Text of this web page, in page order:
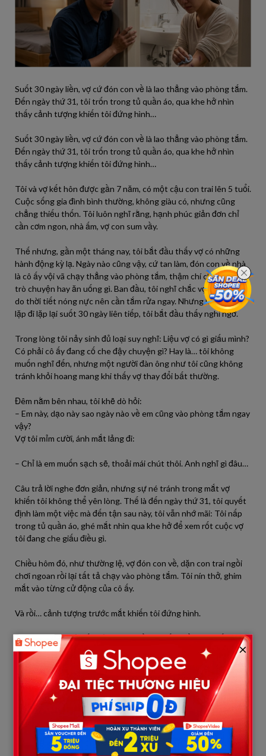
Suốt 30 ngày liền, vợ cứ đón con về là lao thẳng vào phòng tắm.
Đến ngày thứ 31, tôi trốn trong tủ quần áo, qua khe hở nhìn
thấy cảnh tượng khiến tôi đứng hình…
Suốt 30 ngày liền, vợ cứ đón con về là lao thẳng vào phòng tắm.
Đến ngày thứ 31, tôi trốn trong tủ quần áo, qua khe hở nhìn
thấy cảnh tượng khiến tôi đứng hình…
Tôi và vợ kết hôn được gần 7 năm, có một cậu con trai lên 5 tuổi.
Cuộc sống gia đình bình thường, không giàu có, nhưng cũng
chẳng thiếu thốn. Tôi luôn nghĩ rằng, hạnh phúc giản đơn chỉ
cần cơm ngon, nhà ấm, vợ con sum vầy.
Thế nhưng, gần một tháng nay, tôi bắt đầu thấy vợ có những
hành động kỳ lạ. Ngày nào cũng vậy, cứ tan làm, đón con về nhà
là cô ấy vội vã chạy thẳng vào phòng tắm, thậm chí chẳng buồn
trò chuyện hay ăn uống gì. Ban đầu, tôi nghĩ chắc vợ mệt, hoặc
do thời tiết nóng nực nên cần tắm rửa ngay. Nhưng khi sự việc
lặp đi lặp lại suốt 30 ngày liên tiếp, tôi bắt đầu thấy nghi ngờ.
Trong lòng tôi nảy sinh đủ loại suy nghĩ: Liệu vợ có gì giấu mình?
Có phải cô ấy đang cố che đậy chuyện gì? Hay là… tôi không
muốn nghĩ đến, nhưng một người đàn ông như tôi cũng không
tránh khỏi hoang mang khi thấy vợ thay đổi bất thường.
Đêm nằm bên nhau, tôi khẽ dò hỏi:
– Em này, dạo này sao ngày nào về em cũng vào phòng tắm ngay
vậy?
Vợ tôi mỉm cười, ánh mắt lảng đi:
– Chỉ là em muốn sạch sẽ, thoải mái chút thôi. Anh nghĩ gì đâu…
Câu trả lời nghe đơn giản, nhưng sự né tránh trong mắt vợ
khiến tôi không thể yên lòng. Thế là đến ngày thứ 31, tôi quyết
định làm một việc mà đến tận sau này, tôi vẫn nhớ mãi: Tôi nấp
trong tủ quần áo, ghé mắt nhìn qua khe hở để xem rốt cuộc vợ
tôi đang che giấu điều gì.
Chiều hôm đó, như thường lệ, vợ đón con về, dặn con trai ngồi
chơi ngoan rồi lại tất tả chạy vào phòng tắm. Tôi nín thở, ghim
mắt vào từng cử động của cô ấy.
Và rồi… cảnh tượng trước mắt khiến tôi đứng hình.
Vợ tôi không phải tắm rửa đơn thuần. Cô ấy ngồi bệt xuống sàn
phòng tắm, mở vòi nước, và bắt đầu… lau sạch những vết máu
trên cánh tay mình. Tôi thấy rõ từng vết thương chi chít, đỏ
thẫm, như thể đã bị cứa nhiều lần. Vợ rửa vội vàng, rồi lấy thuốc
sát trùng, cắn răng chịu đựng đau đớn, sau đó quấn băng thật
chặt để không ai nhận ra.
Tôi lặng người, tim thắt lại. Thì ra, suốt 30 ngày qua, cô ấy âm
thầm chịu đựng, giấu diếm tôi tất cả.
×